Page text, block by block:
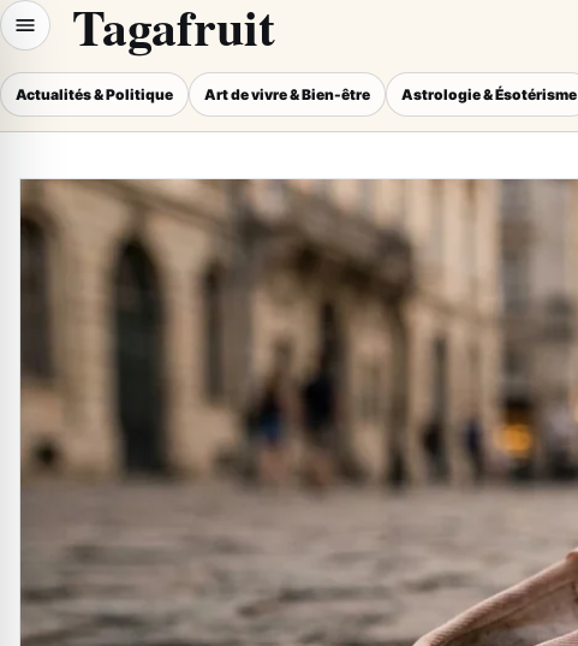
Tagafruit
Actualités & Politique Art de vivre & Bien-être Astrologie & Ésotérisme